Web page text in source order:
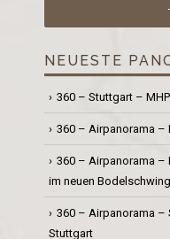
NEUESTE
360 – Stuttgart –
360 – Airpanorama –
360 – Airpanorama –
im neuen
360 – Airpanorama –
Stuttgart